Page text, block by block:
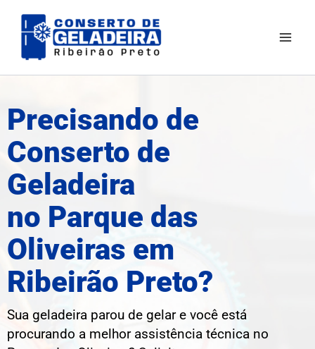
para
Precisando de
Conserto de
Geladeira
no Parque das
Oliveiras em
Ribeirão Preto?
Sua geladeira parou de gelar e você está
procurando a melhor assistência técnica no